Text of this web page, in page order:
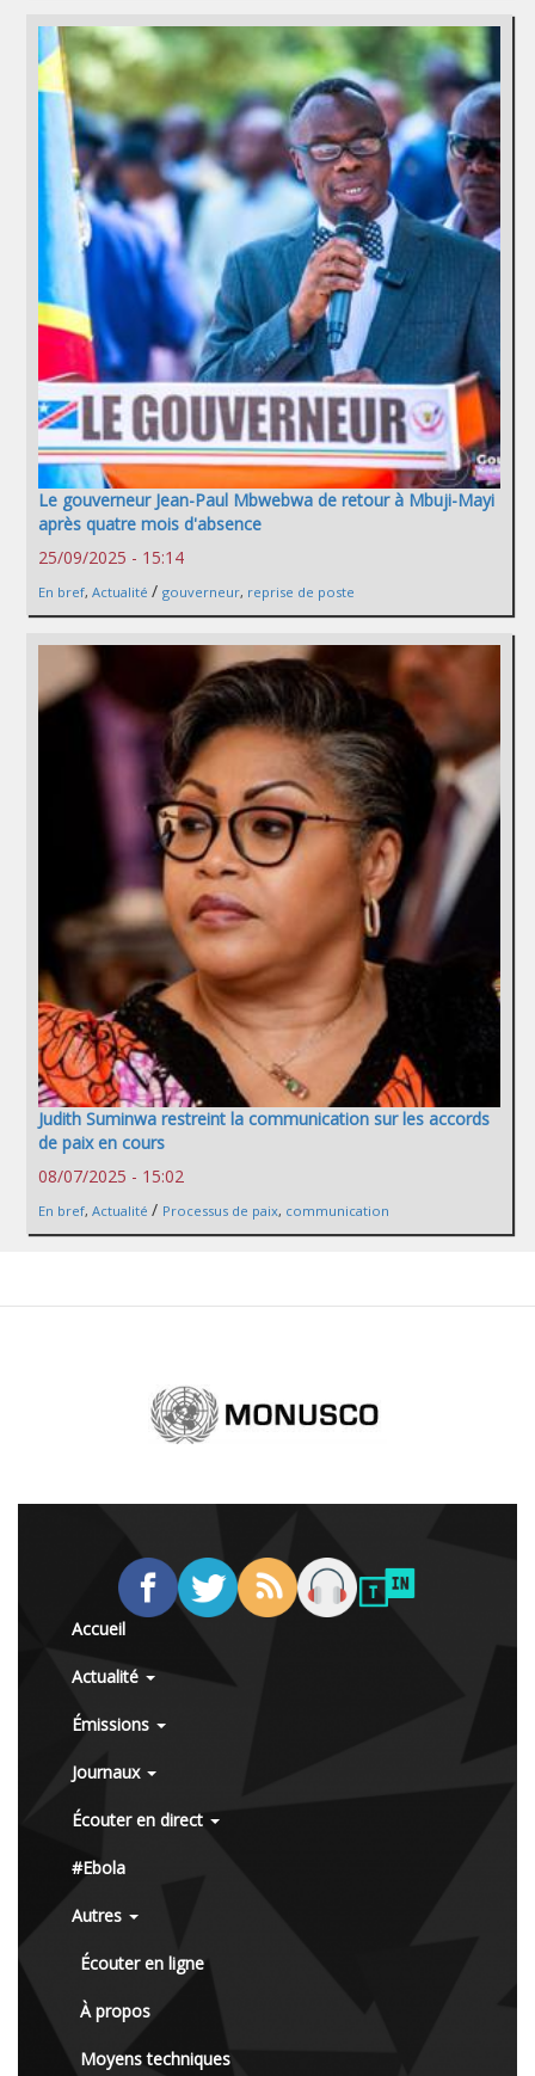
Le gouverneur Jean-Paul Mbwebwa de retour à Mbuji-Mayi
après quatre mois d'absence
25/09/2025 - 15:14
En bref, Actualité / gouverneur, reprise de poste
Judith Suminwa restreint la communication sur les accords
de paix en cours
08/07/2025 - 15:02
En bref, Actualité / Processus de paix, communication
Accueil
Actualité
Émissions
Journaux
Écouter en direct
#Ebola
Autres
Écouter en ligne
À propos
Moyens techniques